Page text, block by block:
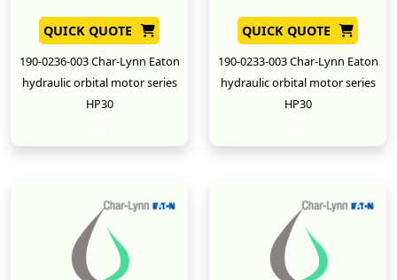
QUICK QUOTE
190-0236-003 Char-Lynn Eaton
hydraulic orbital motor series
HP30
QUICK QUOTE
190-0233-003 Char-Lynn Eaton
hydraulic orbital motor series
HP30